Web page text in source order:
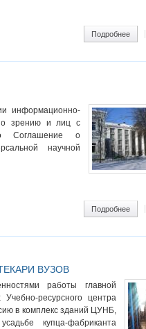
Подробнее о
информационно-
зрению и лиц с
Соглашение о
научной
Подробнее о
ВУЗОВ
работы главной
ресурсного центра
в комплекс зданий ЦУНБ,
купца-фабриканта